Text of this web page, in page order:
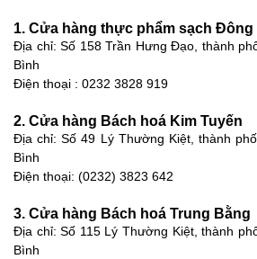
1. Cửa hàng thực phẩm sạch
Địa chỉ: Số 158 Trần Hưng Đạo, thành
Bình
Điện thoại : 0232 3828 919
2. Cửa hàng Bách hoá Kim Tuyến
Địa chỉ: Số 49 Lý Thường Kiệt, thành
Bình
Điện thoại: (0232) 3823 642
3. Cửa hàng Bách hoá Trung Bằng
Địa chỉ: Số 115 Lý Thường Kiệt, thành
Bình